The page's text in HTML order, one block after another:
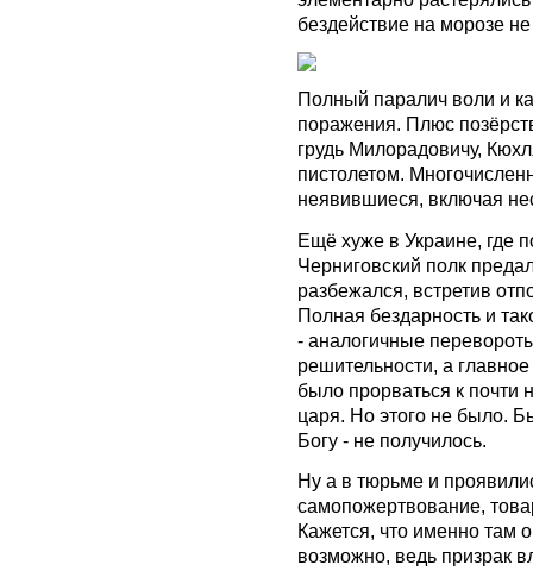
бездействие на морозе
Полный паралич воли и
поражения. Плюс
грудь Милорадовичу,
пистолетом.
неявившиеся, включая
Ещё хуже в Украине, где
Черниговский полк
разбежался, встретив
Полная бездарность и
- аналогичные
решительности, а
было прорваться к
царя. Но этого не было.
Богу - не получилось.
Ну а в тюрьме и
самопожертвование,
Кажется, что именно там
возможно, ведь призрак